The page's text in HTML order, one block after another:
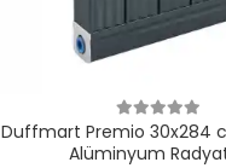
Duffmart Premio 30x284
Alüminyum